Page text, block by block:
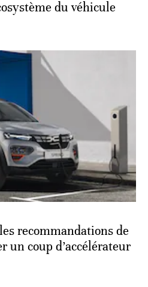
du véhicule
recommandations de
un coup d’accélérateur